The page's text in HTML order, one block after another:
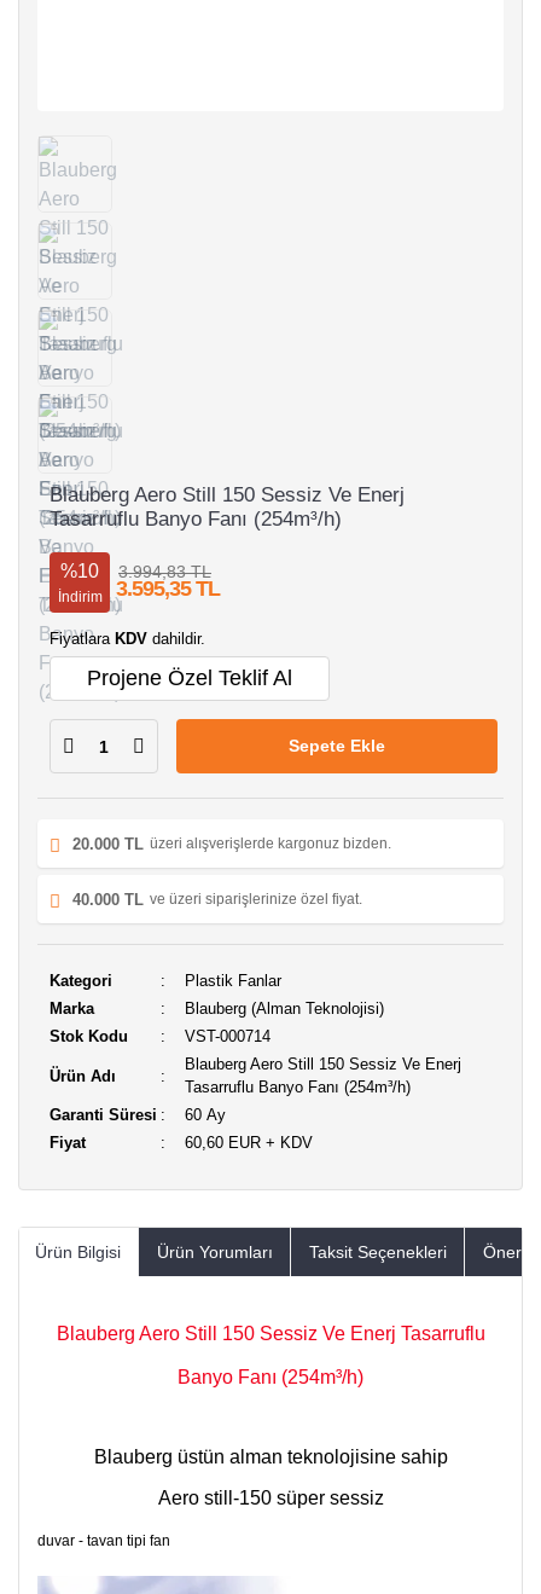
Blauberg Aero Still 150 Sessiz Ve Enerj
Tasarruflu Banyo Fanı (254m³/h)
%10
İndirim
3.994,83 TL
3.595,35 TL
Fiyatlara KDV dahildir.
Projene Özel Teklif Al
Sepete Ekle
20.000 TL üzeri alışverişlerde kargonuz bizden.
40.000 TL ve üzeri siparişlerinize özel fiyat.
Kategori
Plastik Fanlar
Marka
Blauberg (Alman Teknolojisi)
Stok Kodu
VST-000714
Ürün Adı
Blauberg Aero Still 150 Sessiz Ve Enerj
Tasarruflu Banyo Fanı (254m³/h)
Garanti Süresi
60 Ay
Fiyat
60,60 EUR + KDV
Ürün Bilgisi Ürün Yorumları Taksit Seçenekleri
Blauberg Aero Still 150 Sessiz Ve Enerj Tasarruflu
Banyo Fanı (254m³/h)
Blauberg üstün alman teknolojisine sahip
Aero still-150 süper sessiz
duvar - tavan tipi fan